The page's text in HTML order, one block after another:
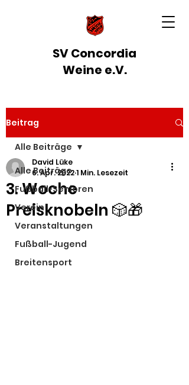
SV Concordia
Weine e.V.
Beitrag
Alle Beiträge
Fußball-Senioren
Verein
Veranstaltungen
Fußball-Jugend
Breitensport
Alle Beiträge
3. Woche
Preisknobeln 🎲🎁
David Lüke
6. Apr. 20221 Min. Lesezeit